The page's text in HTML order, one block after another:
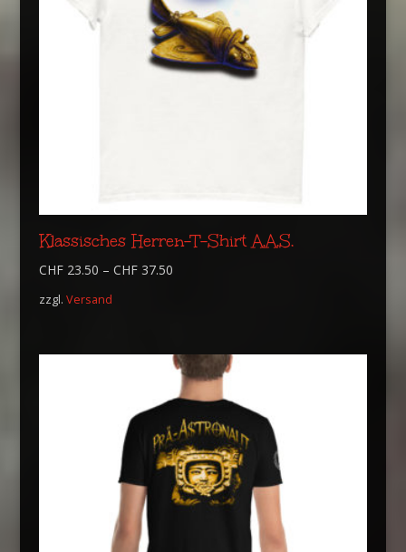
Klassisches Herren-T-Shirt A.A.S.
CHF23.50 – CHF37.50
zzgl. Versand